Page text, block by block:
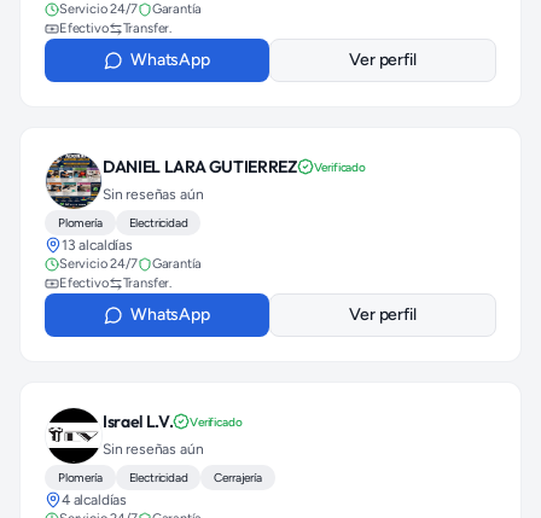
Servicio 24/7
Garantía
Efectivo
Transfer.
WhatsApp Ver perfil
DANIEL LARA GUTIERREZ Verificado
Sin reseñas aún
Plomería Electricidad
13 alcaldías
Servicio 24/7
Garantía
Efectivo
Transfer.
WhatsApp Ver perfil
Israel L.V. Verificado
Sin reseñas aún
Plomería Electricidad Cerrajería
4 alcaldías